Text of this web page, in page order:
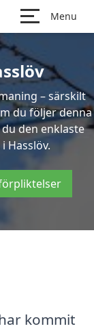
Menu
– särskilt
du följer denna
den enklaste
Hasslöv.
kommit